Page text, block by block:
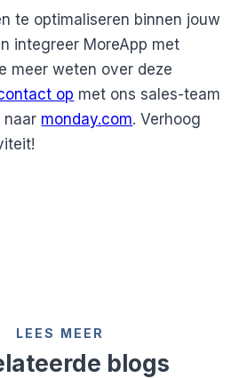
te optimaliseren binnen jouw
integreer MoreApp met
meer weten over deze
op met ons sales-team
naar monday.com. Verhoog
LEES MEER
blogs